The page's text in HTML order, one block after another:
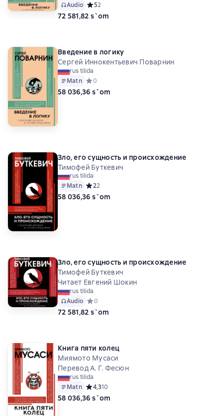
Audio Средний рейтинг 5 на основе 2 оценок
52
72 581,82 s`om
Введение в логику
Сергей Иннокентьевич Поварнин
rus tilida
Matn Средний рейтинг 0 на основе 0 оценок
0
58 036,36 s`om
Зло, его сущность и происхождение
Тимофей Буткевич
rus tilida
Matn Средний рейтинг 2 на основе 2 оценок
22
58 036,36 s`om
Зло, его сущность и происхождение
Тимофей Буткевич
Читает Евгений Шокин
rus tilida
Audio Средний рейтинг 0 на основе 0 оценок
0
72 581,82 s`om
Книга пяти колец
Миямото Мусаси
Перевод А. Г. Фесюн
rus tilida
Matn Средний рейтинг 4,3 на основе 10 оценок
4,310
58 036,36 s`om